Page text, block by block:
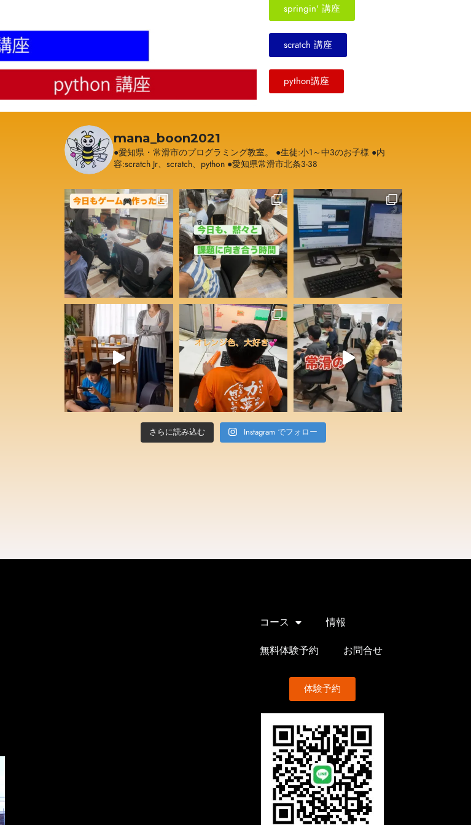
springin' 講座
scratch 講座
python講座
mana_boon2021
●愛知県・常滑市のプログラミング教室。 ●生徒:小1～中3のお子様 ●内
容:scratch Jr、scratch、python ●愛知県常滑市北条3-38
さらに読み込む Instagram でフォロー
コース 情報
無料体験予約 お問合せ
体験予約